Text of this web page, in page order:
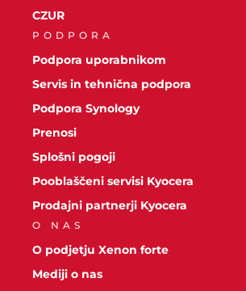
CZUR
PODPORA
Podpora uporabnikom
Servis in tehnična podpora
Podpora Synology
Prenosi
Splošni pogoji
Pooblaščeni servisi Kyocera
Prodajni partnerji Kyocera
O NAS
O podjetju Xenon forte
Mediji o nas